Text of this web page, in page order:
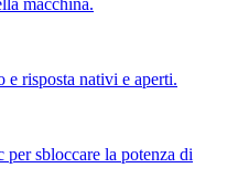
macchina.
e risposta nativi e aperti.
sbloccare la potenza di